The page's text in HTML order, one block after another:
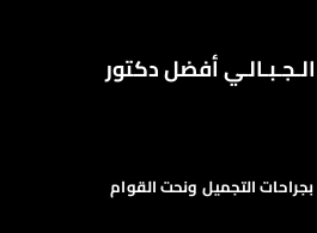
الـجـبـالـي أفضل دكتور